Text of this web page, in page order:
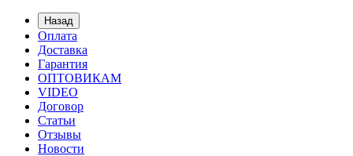
Назад
Оплата
Доставка
Гарантия
ОПТОВИКАМ
VIDEO
Договор
Статьи
Отзывы
Новости